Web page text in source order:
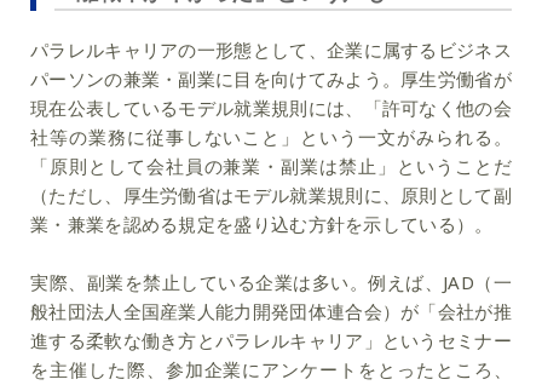
パラレルキャリアの一形態として、企業に属するビジネス
パーソンの兼業・副業に目を向けてみよう。厚生労働省が
現在公表しているモデル就業規則には、「許可なく他の会
社等の業務に従事しないこと」という一文がみられる。
「原則として会社員の兼業・副業は禁止」ということだ
（ただし、厚生労働省はモデル就業規則に、原則として副
業・兼業を認める規定を盛り込む方針を示している）。
実際、副業を禁止している企業は多い。例えば、JAD（一
般社団法人全国産業人能力開発団体連合会）が「会社が推
進する柔軟な働き方とパラレルキャリア」というセミナー
を主催した際、参加企業にアンケートをとったところ、